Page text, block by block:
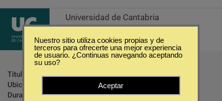
Universidad de Cantabria
Título ofrecido:
Título de Licenciado
Ubicación:
Santander - Cantabria
Duración:
2 Años
Nuestro sitio utiliza cookies propias y de
terceros para ofrecerte una mejor experiencia
de usuario. ¿Continuas navegando aceptando
su uso?
Aceptar